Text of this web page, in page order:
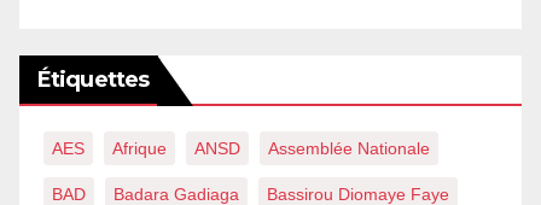
Étiquettes
AES Afrique ANSD Assemblée Nationale
BAD Badara Gadiaga Bassirou Diomaye Faye